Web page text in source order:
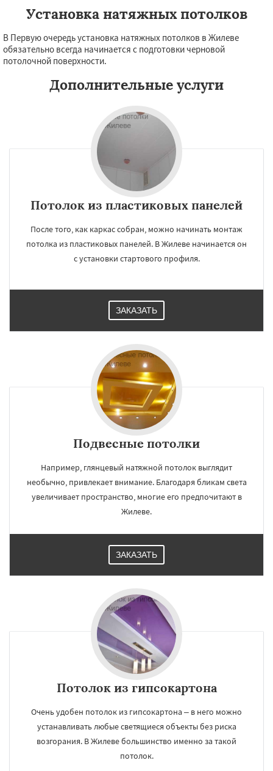
Работаем по
регионам
×
Лесной
Лопатино Лотошино
Малаховка Менделеевск Михнево
Правдинский
Родники Свердловск
Софрино Томилино Тучково
Удельная
Фосфоритный
Черкизово Черусти
Установка натяжных потолков
В Первую очередь установка натяжных потолков в Жилеве
обязательно всегда начинается с подготовки черновой
потолочной поверхности.
Дополнительные услуги
Потолок из пластиковых панелей
После того, как каркас собран, можно начинать монтаж
потолка из пластиковых панелей. В Жилеве начинается он
с установки стартового профиля.
ЗАКАЗАТЬ
Подвесные потолки
Например, глянцевый натяжной потолок выглядит
необычно, привлекает внимание. Благодаря бликам света
увеличивает пространство, многие его предпочитают в
Жилеве.
ЗАКАЗАТЬ
Потолок из гипсокартона
Очень удобен потолок из гипсокартона – в него можно
устанавливать любые светящиеся объекты без риска
возгорания. В Жилеве большинство именно за такой
потолок.
УЗНАТЬ ПОДРОБНЕЕ ×